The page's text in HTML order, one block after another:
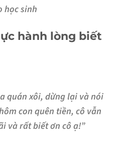
học sinh
hành lòng biết
quán xôi, dừng lại và nói
con quên tiền, cô vẫn
và rất biết ơn cô ạ!”